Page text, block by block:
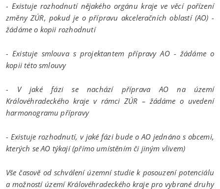
- Existuje rozhodnutí nějakého orgánu kraje ve věcí pořízení
změny ZÚR, pokud je o přípravu akceleračních oblastí (AO) -
žádáme o kopii rozhodnutí
- Existuje smlouva s projektantem přípravy AO - žádáme o
kopii této smlouvy
- V jaké fázi se nachází příprava AO na území
Královéhradeckého kraje v rámci ZÚR – žádáme o uvedení
harmonogramu přípravy
- Existuje rozhodnutí, v jaké fázi bude o AO jednáno s obcemi,
kterých se AO týkají (přímo umístěním či jiným vlivem)
Vše časově od schválení územní studie k posouzení potenciálu
a možností území Královéhradeckého kraje pro vybrané druhy